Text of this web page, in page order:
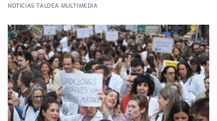
NOTICIAS TALDEA MULTIMEDIA